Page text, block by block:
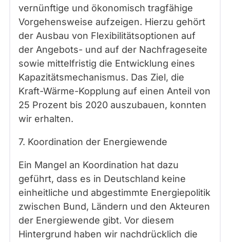
vernünftige und ökonomisch tragfähige
Vorgehensweise aufzeigen. Hierzu gehört
der Ausbau von Flexibilitätsoptionen auf
der Angebots- und auf der Nachfrageseite
sowie mittelfristig die Entwicklung eines
Kapazitätsmechanismus. Das Ziel, die
Kraft-Wärme-Kopplung auf einen Anteil von
25 Prozent bis 2020 auszubauen, konnten
wir erhalten.
7. Koordination der Energiewende
Ein Mangel an Koordination hat dazu
geführt, dass es in Deutschland keine
einheitliche und abgestimmte Energiepolitik
zwischen Bund, Ländern und den Akteuren
der Energiewende gibt. Vor diesem
Hintergrund haben wir nachdrücklich die